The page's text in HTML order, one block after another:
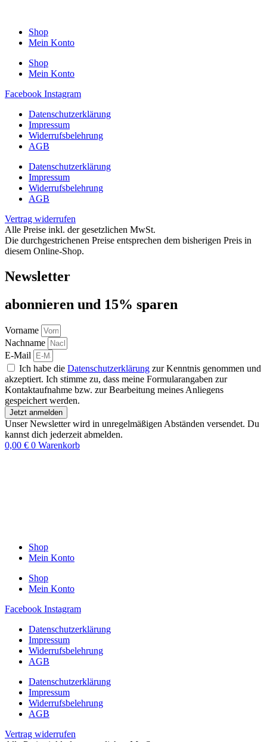
Shop
Mein Konto
Shop
Mein Konto
Facebook Instagram
Datenschutzerklärung
Impressum
Widerrufsbelehrung
AGB
Datenschutzerklärung
Impressum
Widerrufsbelehrung
AGB
Vertrag widerrufen
Alle Preise inkl. der gesetzlichen MwSt.
Die durchgestrichenen Preise entsprechen dem bisherigen Preis in
diesem Online-Shop.
Newsletter
abon­nie­ren und 15% sparen
Vorname
Nachname
E-Mail
Ich habe die Datenschutzerklärung zur Kenntnis genommen und
akzeptiert. Ich stimme zu, dass meine Formularangaben zur
Kontaktaufnahme bzw. zur Bearbeitung meines Anliegens
gespeichert werden.
Jetzt anmelden
Unser Newsletter wird in unregelmäßigen Abständen versendet. Du
kannst dich jederzeit abmelden.
0,00 € 0 Warenkorb
Shop
Mein Konto
Shop
Mein Konto
Facebook Instagram
Datenschutzerklärung
Impressum
Widerrufsbelehrung
AGB
Datenschutzerklärung
Impressum
Widerrufsbelehrung
AGB
Vertrag widerrufen